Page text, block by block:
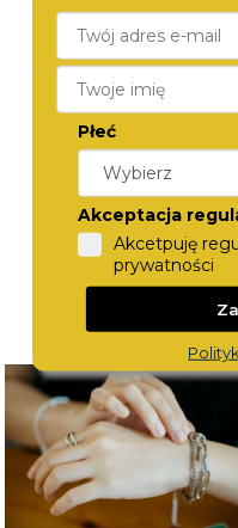
BERING
18434-369
690,-
Płeć
Akceptacja
Akcetpuję
prywatności